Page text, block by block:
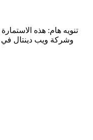
تنويه هام: هذه
وشركة ويب دينتال في